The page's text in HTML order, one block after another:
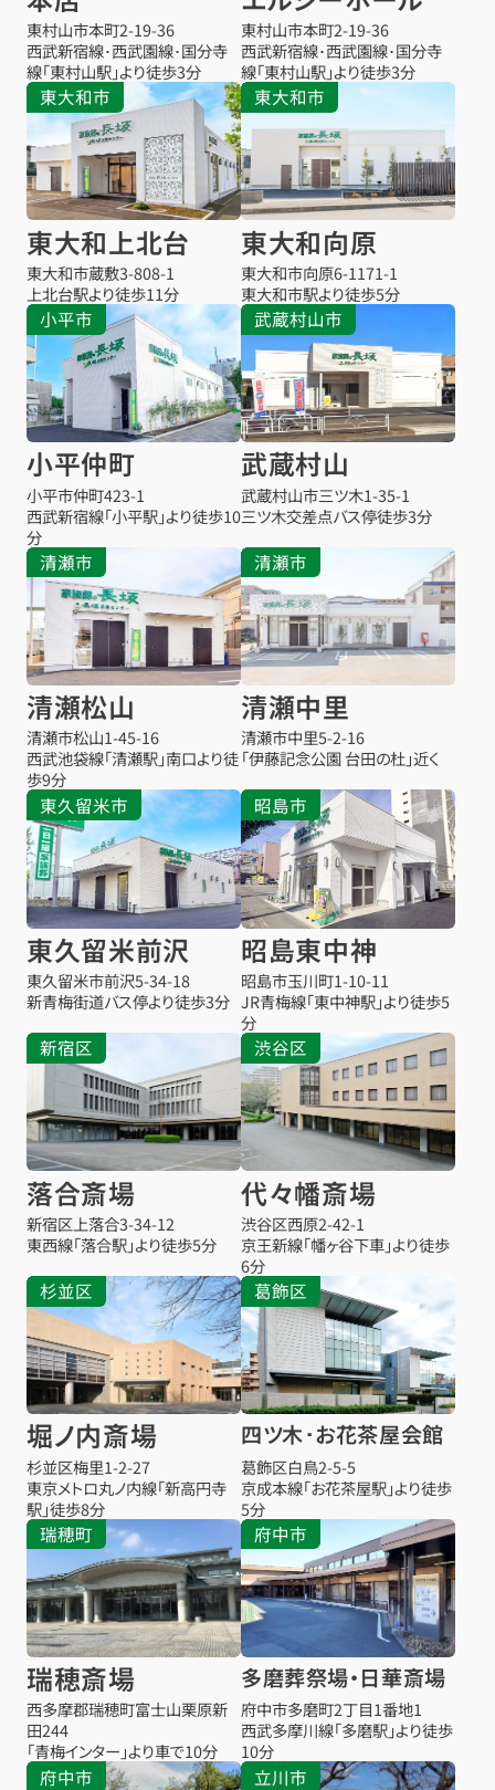
東村山市本町2-19-36
西武新宿線･西武園線･国分寺
線「東村山駅」より徒歩3分
東村山市本町2-19-36
西武新宿線･西武園線･国分寺
線「東村山駅」より徒歩3分
東大和市
東大和上北台
東大和市蔵敷3-808-1
上北台駅より徒歩11分
東大和市
東大和向原
東大和市向原6-1171-1
東大和市駅より徒歩5分
小平市
小平仲町
小平市仲町423-1
西武新宿線「小平駅」より徒歩10
分
武蔵村山市
武蔵村山
武蔵村山市三ツ木1-35-1
三ツ木交差点バス停徒歩3分
清瀬市
清瀬松山
清瀬市松山1-45-16
西武池袋線「清瀬駅」南口より徒
歩9分
清瀬市
清瀬中里
清瀬市中里5-2-16
「伊藤記念公園 台田の杜」近く
東久留米市
東久留米前沢
東久留米市前沢5-34-18
新青梅街道バス停より徒歩3分
昭島市
昭島東中神
昭島市玉川町1-10-11
JR青梅線「東中神駅」より徒歩5
分
新宿区
落合斎場
新宿区上落合3-34-12
東西線「落合駅」より徒歩5分
渋谷区
代々幡斎場
渋谷区西原2-42-1
京王新線「幡ヶ谷下車」より徒歩
6分
杉並区
堀ノ内斎場
杉並区梅里1-2-27
東京メトロ丸ノ内線「新高円寺
駅」徒歩8分
葛飾区
四ツ木･お花茶屋会館
葛飾区白鳥2-5-5
京成本線「お花茶屋駅」より徒歩
5分
瑞穂町
瑞穂斎場
西多摩郡瑞穂町富士山栗原新
田244
「青梅インター」より車で10分
府中市
多磨葬祭場・日華斎場
府中市多磨町2丁目1番地1
西武多摩川線「多磨駅」より徒歩
10分
府中市 立川市